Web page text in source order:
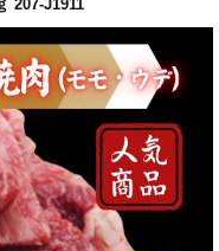
207-J1911